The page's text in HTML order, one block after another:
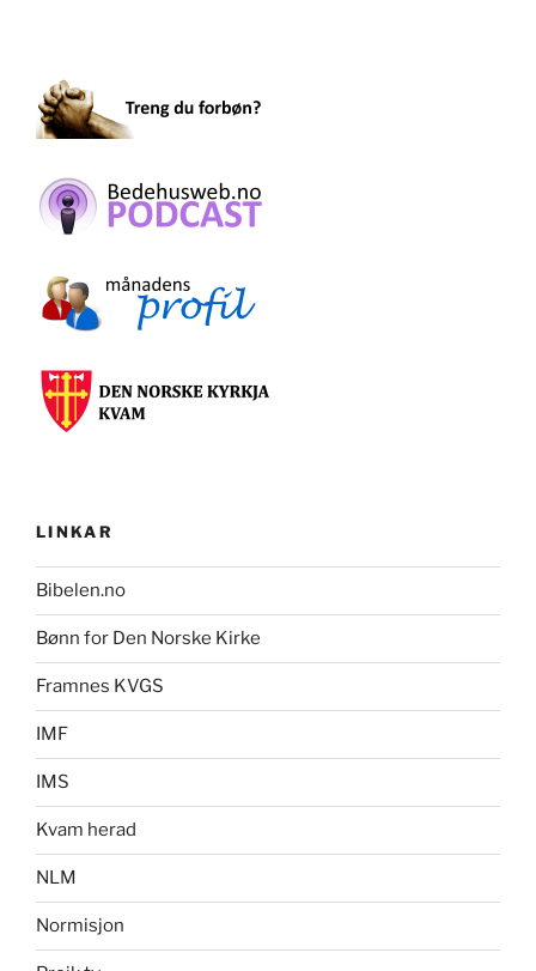
LINKAR
Bibelen.no
Bønn for Den Norske Kirke
Framnes KVGS
IMF
IMS
Kvam herad
NLM
Normisjon